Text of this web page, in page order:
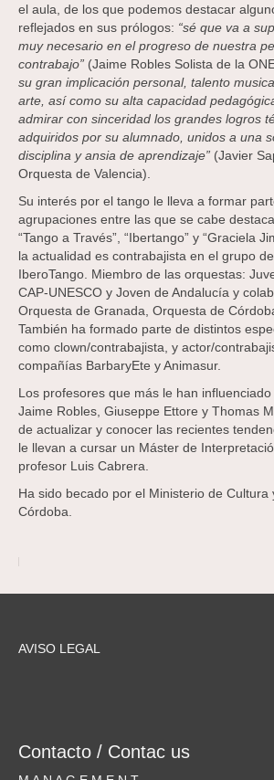
el aula, de los que podemos destacar
reflejados en sus prólogos: “sé que va a
muy necesario en el progreso de nuestra
contrabajo” (Jaime Robles Solista de la
su gran implicación personal, talento
arte, así como su alta capacidad
admirar con sinceridad los grandes logros
adquiridos por su alumnado, unidos a una
disciplina y ansia de aprendizaje” (Javier
Orquesta de Valencia).
Su interés por el tango le lleva a formar
agrupaciones entre las que se cabe
“Tango a Través”, “Ibertango” y “Graciela
la actualidad es contrabajista en el grupo
IberoTango. Miembro de las orquestas:
CAP-UNESCO y Joven de Andalucía y
Orquesta de Granada, Orquesta de
También ha formado parte de distintos
como clown/contrabajista, y actor/
compañías BarbaryEte y Animasur.
Los profesores que más le han
Jaime Robles, Giuseppe Ettore y Thomas
de actualizar y conocer las recientes
le llevan a cursar un Máster de
profesor Luis Cabrera.
Ha sido becado por el Ministerio de Cultura
Córdoba.
AVISO LEGAL
Contacto / Contac us